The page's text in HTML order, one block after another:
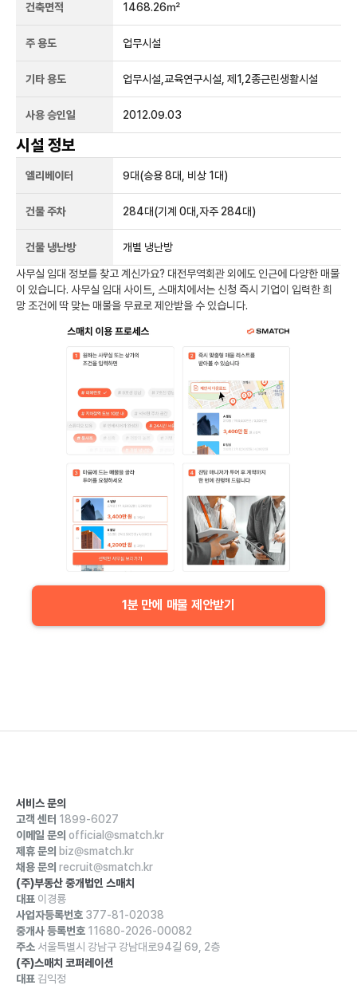
건축면적 1468.26㎡
주 용도 업무시설
기타 용도 업무시설,교육연구시설, 제1,2종근린생활시설
사용 승인일 2012.09.03
시설 정보
엘리베이터 9대(승용 8대, 비상 1대)
건물 주차 284대(기계 0대,자주 284대)
건물 냉난방 개별 냉난방
사무실 임대 정보를 찾고 계신가요? 대전무역회관외에도 인근에 다양한 매물
이 있습니다. 사무실 임대 사이트, 스매치에서는 신청 즉시 기업이 입력한 희
망 조건에 딱 맞는 매물을 무료로 제안받을 수 있습니다.
1분 만에 매물 제안받기
서비스 문의
고객 센터 1899-6027
이메일 문의 official@smatch.kr
제휴 문의 biz@smatch.kr
채용 문의 recruit@smatch.kr
(주)부동산 중개법인 스매치
대표 이경룡
사업자등록번호 377-81-02038
중개사 등록번호 11680-2026-00082
주소 서울특별시 강남구 강남대로94길 69, 2층
(주)스매치 코퍼레이션
대표 김익정